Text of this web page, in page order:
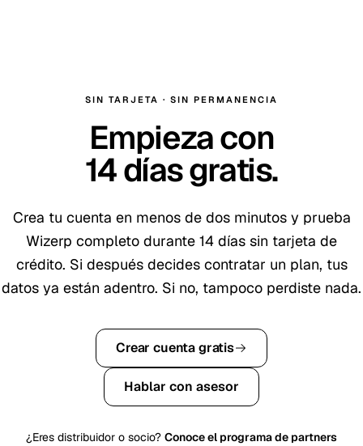
SIN TARJETA · SIN PERMANENCIA
Empieza con
14días gratis.
Crea tu cuenta en menos de dos minutos y prueba
Wizerp completo durante 14 días sin tarjeta de
crédito. Si después decides contratar un plan, tus
datos ya están adentro. Si no, tampoco perdiste nada.
Crear cuenta gratis
Hablar con asesor
¿Eres distribuidor o socio? Conoce el programa de partners